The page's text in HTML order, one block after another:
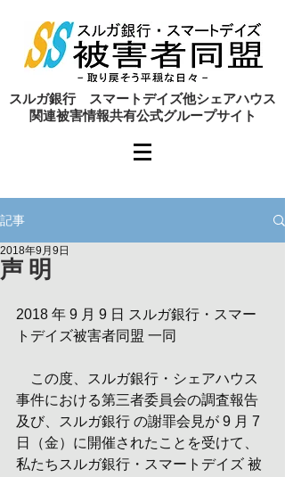
​スルガ銀行 スマートデイズ他シェアハウス
関連被害情報共有公式グループサイト
記事
声 明
2018年9月9日
2018 年 9 月 9 日 スルガ銀行・スマー
トデイズ被害者同盟 一同
この度、スルガ銀行・シェアハウス
事件における第三者委員会の調査報告
及び、スルガ銀行 の謝罪会見が 9 月 7
日（金）に開催されたことを受けて、
私たちスルガ銀行・スマートデイズ 被